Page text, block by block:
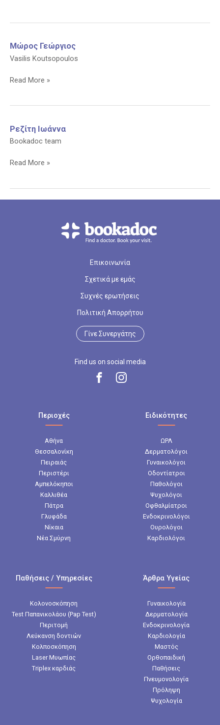
Μώρος Γεώργιος
Vasilis Koutsopoulos
Μώρος
Read More »
Ρεζίτη Ιωάννα
Bookadoc team
Ρεζίτη
Read More »
Επικοινωνία
Σχετικά με εμάς
Συχνές ερωτήσεις
Πολιτική Απορρήτου
Γίνε Συνεργάτης
Find us on social media
Περιοχές
Αθήνα
Θεσσαλονίκη
Πειραιάς
Περιστέρι
Αμπελόκηποι
Καλλιθέα
Πάτρα
Γλυφάδα
Νίκαια
Νέα Σμύρνη
Ειδικότητες
ΩΡΛ
Δερματολόγοι
Γυναικολόγοι
Οδοντίατροι
Παθολόγοι
Ψυχολόγοι
Οφθαλμίατροι
Ενδοκρινολόγοι
Ουρολόγοι
Καρδιολόγοι
Παθήσεις / Υπηρεσίες
Κολονοσκόπηση
Test Παπανικολάου (Pap Test)
Περιτομή
Λεύκανση δοντιών
Κολποσκόπηση
Laser Μυωπίας
Triplex καρδιάς
Άρθρα Υγείας
Γυναικολογία
Δερματολογία
Ενδοκρινολογία
Καρδιολογία
Μαστός
Ορθοπαιδική
Παθήσεις
Πνευμονολογία
Πρόληψη
Ψυχολογία